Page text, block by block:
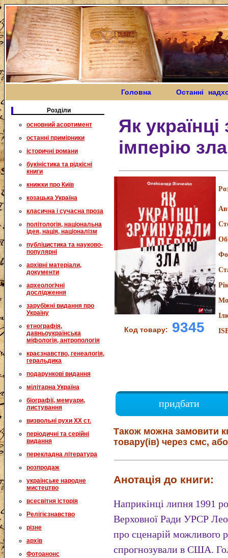
Головна Останні
Розділи
основний асортимент
останні примірники
історичні романи
букіністика та рідкісні
книги
книжки про Київ
козацька Україна
класична і сучасна проза
політологія, національна
ідея, нація, націоналізм
публіцистика та науково-
популярні
архівні матеріали,
документи
археологічні
дослідження
зарубіжні видання про
Україну
етнографія,
давньоукраїнська
міфологія, антропологія
краєзнавство, генеалогія,
геральдика
подарункові видання
мілітарна Україна
біографії, мемуари,
листування
визвольні рухи XX ст.
періодичні та серійні
видання
перекладна література
розпродаж
українське народне
мистецтво
всесвітня історія
Релігієзнавство
різне
архів
Фотоанонс
Як
імперію зла
Код товару: 9345
придбати
Також можна замовити
товару(ів) через смс,
Анотація до книги:
Наприкінці липня 1991
Верховної Ради УРСР
про сценарій можливого
спрогнозували в США.